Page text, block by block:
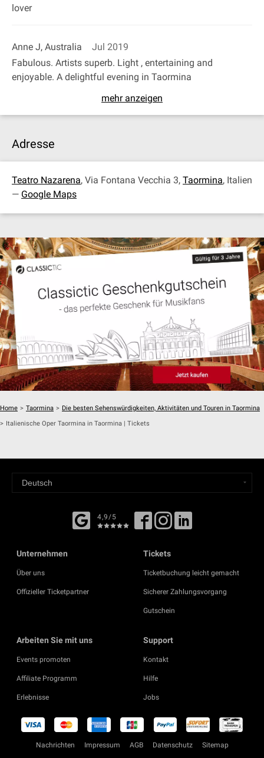
lover
Anne J, Australia
Jul 2019
Fabulous. Artists superb. Light , entertaining and
enjoyable. A delightful evening in Taormina
mehr anzeigen
Adresse
Teatro Nazarena, Via Fontana Vecchia 3, Taormina, Italien
— Google Maps
Home > Taormina > Die besten Sehenswürdigkeiten, Aktivitäten und Touren in Taormina
> Italienische Oper Taormina in Taormina | Tickets
4,9/5
Unternehmen
Über uns
Offizieller Ticketpartner
Tickets
Ticketbuchung leicht gemacht
Sicherer Zahlungsvorgang
Gutschein
Arbeiten Sie mit uns
Events promoten
Affiliate Programm
Erlebnisse
Support
Kontakt
Hilfe
Jobs
Nachrichten Impressum AGB Datenschutz
Sitemap